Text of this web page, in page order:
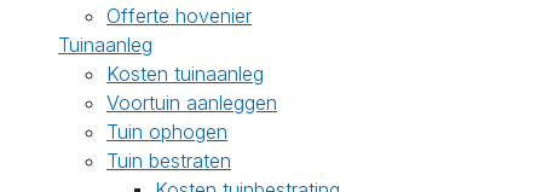
Offerte hovenier
Tuinaanleg
Kosten tuinaanleg
Voortuin aanleggen
Tuin ophogen
Tuin bestraten